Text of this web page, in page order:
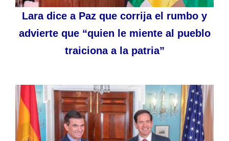
Lara dice a Paz que corrija el rumbo y
advierte que “quien le miente al pueblo
traiciona a la patria”